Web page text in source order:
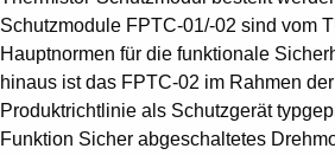
Schutzmodule FPTC-01/-02 sind vom
Hauptnormen für die funktionale
hinaus ist das FPTC-02 im Rahmen
Produktrichtlinie als Schutzgerät
Funktion Sicher abgeschaltetes